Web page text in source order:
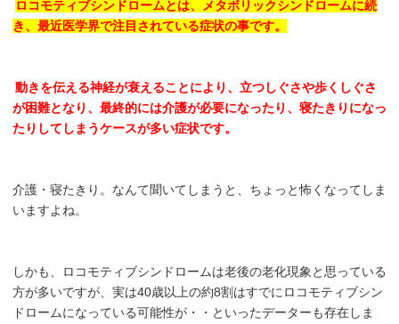
ロコモティブシンドロームとは、メタボリックシンドロームに続
き、最近医学界で注目されている症状の事です。
動きを伝える神経が衰えることにより、立つしぐさや歩くしぐさ
が困難となり、最終的には介護が必要になったり、寝たきりになっ
たりしてしまうケースが多い症状です。
介護・寝たきり。なんて聞いてしまうと、ちょっと怖くなってしま
いますよね。
しかも、ロコモティブシンドロームは老後の老化現象と思っている
方が多いですが、実は40歳以上の約8割はすでにロコモティブシン
ドロームになっている可能性が・・といったデーターも存在しま